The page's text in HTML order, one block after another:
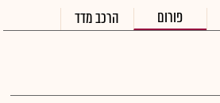
פורום הרכב מדד